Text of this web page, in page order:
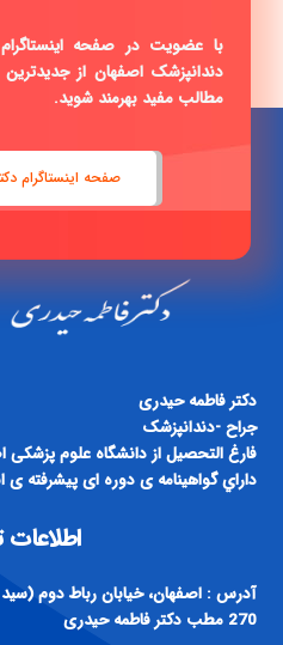
با عضویت در صفحه
دندانپزشک اصفهان از
مطالب مفید بهرمند شوید.
صفحه اینستاگرام
دكتر فاطمه حيدری
جراح -دندانپزشک
فارغ التحصيل از دانشگاه علوم پزشكی
داراي گواهينامه ی دوره ای پيشرفته ی
آدرس : اصفهان، خیابان رباط دوم
270 مطب دکتر فاطمه حیدری